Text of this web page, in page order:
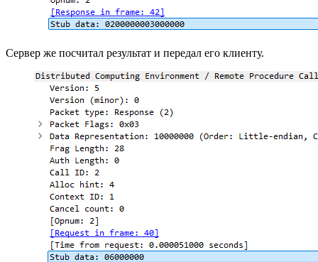
Сервер же посчитал результат и передал его клиенту.